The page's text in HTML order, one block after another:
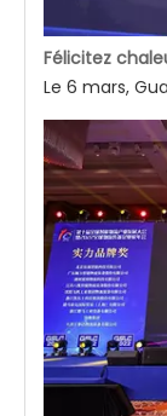
Le 6 mars,